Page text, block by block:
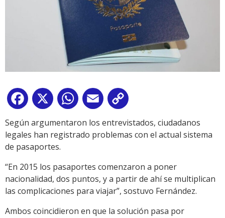
Facebook
X WhatsApp
Email
Link
Según argumentaron los entrevistados, ciudadanos
legales han registrado problemas con el actual sistema
de pasaportes.
“En 2015 los pasaportes comenzaron a poner
nacionalidad, dos puntos, y a partir de ahí se multiplican
las complicaciones para viajar”, sostuvo Fernández.
Ambos coincidieron en que la solución pasa por